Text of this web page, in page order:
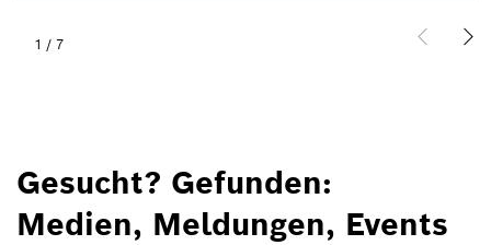
1 / 7
Gesucht? Gefunden:
Medien, Meldungen, Events